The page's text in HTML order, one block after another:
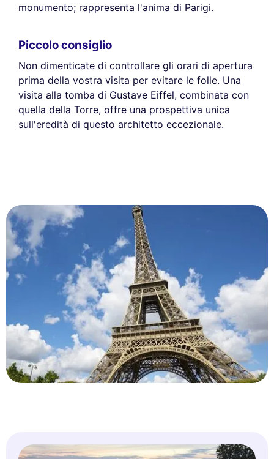
monumento; rappresenta l'anima di Parigi.
Piccolo consiglio
Non dimenticate di controllare gli orari di apertura
prima della vostra visita per evitare le folle. Una
visita alla tomba di Gustave Eiffel, combinata con
quella della Torre, offre una prospettiva unica
sull'eredità di questo architetto eccezionale.